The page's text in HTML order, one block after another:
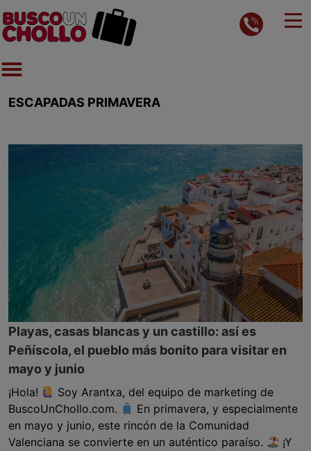
ESCAPADAS PRIMAVERA
Playas, casas blancas y un castillo: así es
Peñíscola, el pueblo más bonito para visitar en
mayo y junio
¡Hola!
Soy Arantxa, del equipo de marketing de
BuscoUnChollo.com.
En primavera, y especialmente
en mayo y junio, este rincón de la Comunidad
Valenciana se convierte en un auténtico paraíso.
¡Y